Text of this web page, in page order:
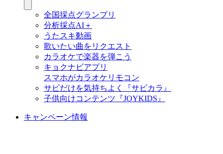
全国採点グランプリ
分析採点AI＋
うたスキ動画
歌いたい曲をリクエスト
カラオケで楽器を弾こう
キョクナビアプリ
スマホがカラオケリモコン
サビだけを気持ちよく『サビカラ』
子供向けコンテンツ『JOYKIDS』
キャンペーン情報